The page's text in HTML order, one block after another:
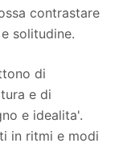
contrastare
solitudine.
di
e di
e idealita'.
in ritmi e modi